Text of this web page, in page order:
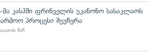
მა კასპში ფრინველის უკანონო სასაკლაოს
პროცესი შეუჩერა
წინ